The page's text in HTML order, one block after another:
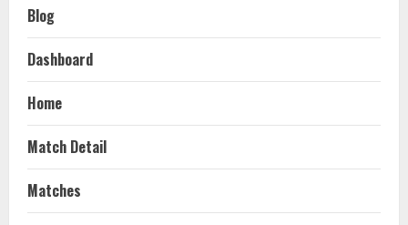
Blog
Dashboard
Home
Match Detail
Matches